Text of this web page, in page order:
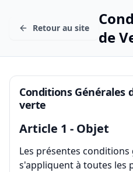
Retour au site
de
Conditions Générales
verte
Article 1 - Objet
Les présentes
s'appliquent à toutes les